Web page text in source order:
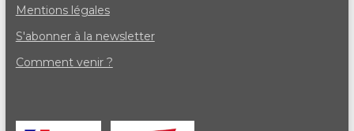
Mentions légales
S'abonner à la newsletter
Comment venir ?